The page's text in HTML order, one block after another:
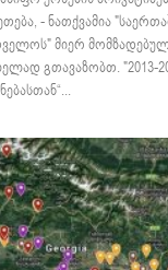
- ნათქვამია
მიერ
გთავაზობთ. "2013-